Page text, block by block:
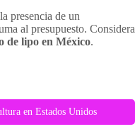
presencia de un
al presupuesto. Considera
de lipo en México.
en Estados Unidos